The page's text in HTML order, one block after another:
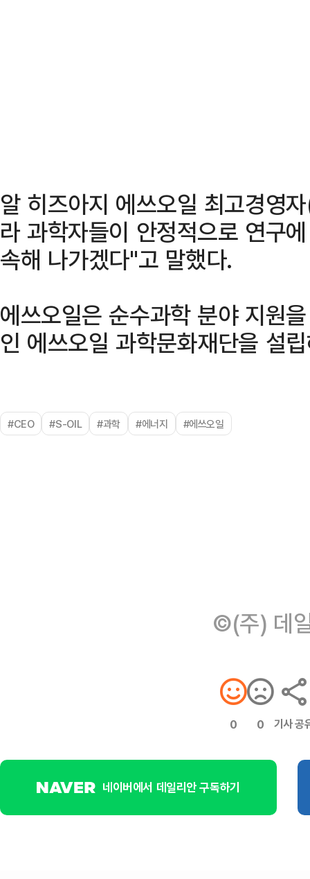
알 히즈아지 에쓰오일 최고경영
라 과학자들이 안정적으로 연구
속해 나가겠다"고 말했다.
에쓰오일은 순수과학 분야 지원
인 에쓰오일 과학문화재단을 설
#CEO #S-OIL #과학 #에너지 #에쓰오일
©(주) 데
0 0 기사 공
네이버에서 데일리안 구독하기